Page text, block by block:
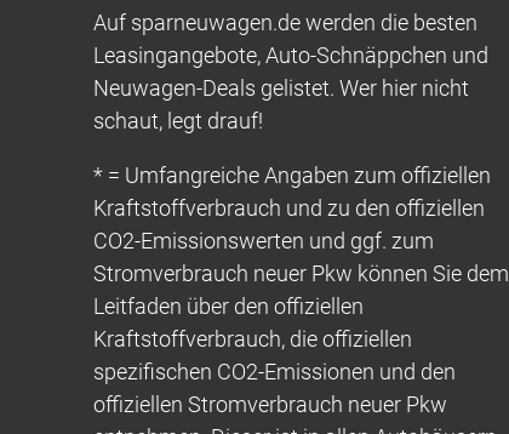
Auf sparneuwagen.de werden die besten
Leasingangebote, Auto-Schnäppchen und
Neuwagen-Deals gelistet. Wer hier nicht
schaut, legt drauf!
* = Umfangreiche Angaben zum offiziellen
Kraftstoffverbrauch und zu den offiziellen
CO2-Emissionswerten und ggf. zum
Stromverbrauch neuer Pkw können Sie dem
Leitfaden über den offiziellen
Kraftstoffverbrauch, die offiziellen
spezifischen CO2-Emissionen und den
offiziellen Stromverbrauch neuer Pkw